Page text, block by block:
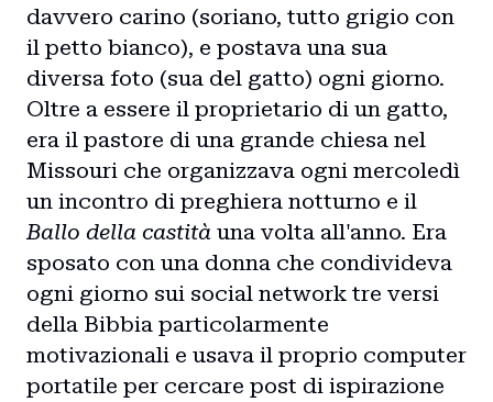
davvero carino (soriano, tutto grigio con
il petto bianco), e postava una sua
diversa foto (sua del gatto) ogni giorno.
Oltre a essere il proprietario di un gatto,
era il pastore di una grande chiesa nel
Missouri che organizzava ogni mercoledì
un incontro di preghiera notturno e il
Ballo della castità una volta all'anno. Era
sposato con una donna che condivideva
ogni giorno sui social network tre versi
della Bibbia particolarmente
motivazionali e usava il proprio computer
portatile per cercare post di ispirazione